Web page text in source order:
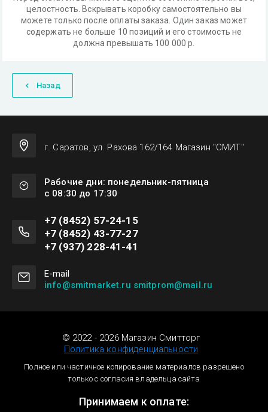
целостность. Вскрывать коробку самостоятельно вы
можете только после оплаты заказа. Один заказ может
содержать не больше 10 позиций и его стоимость не
должна превышать 100 000 р.
Назад
г. Саратов, ул. Рахова 162/164 Магазин "СМИТ"
Рабочие дни: понедельник-пятница
с 08:30 до 17:30
+7 (8452) 57-24-15
+7 (8452) 43-77-27
+7 (937) 228-41-41
Е-mail
info@smitmarket.ru smitprom@mail.ru
© 2022 - 2026 Магазин Смитторг
Политика конфиденциальности
Полное или частичное копирование материалов разрешено
только с согласия владельца сайта
Принимаем к оплате: